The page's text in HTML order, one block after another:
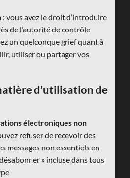
: vous avez le droit d’introduire
de l’autorité de contrôle
un quelconque grief quant à
utiliser ou partager vos
d’utilisation de
électroniques non
refuser de recevoir des
messages non essentiels en
» incluse dans tous